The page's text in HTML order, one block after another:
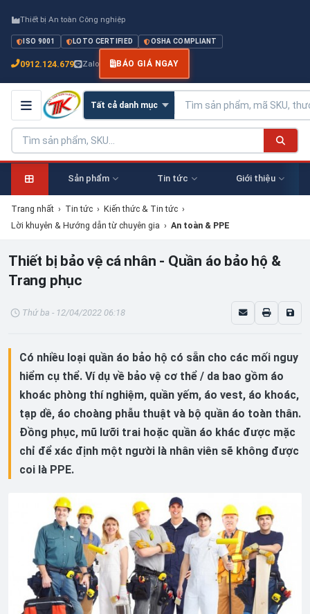
Thiết bị An toàn Công nghiệp
ISO 9001 LOTO CERTIFIED OSHA COMPLIANT
0912.124.679 Zalo BÁO GIÁ NGAY
Sản phẩm Tin tức Giới thiệu
Trang nhất › Tin tức › Kiến thức & Tin tức ›
Lời khuyên & Hướng dẫn từ chuyên gia › An toàn & PPE
Thiết bị bảo vệ cá nhân - Quần áo bảo hộ &
Trang phục
Thứ ba - 12/04/2022 06:18
Có nhiều loại quần áo bảo hộ có sẵn cho các mối nguy
hiểm cụ thể. Ví dụ về bảo vệ cơ thể / da bao gồm áo
khoác phòng thí nghiệm, quần yếm, áo vest, áo khoác,
tạp dề, áo choàng phẫu thuật và bộ quần áo toàn thân.
Đồng phục, mũ lưỡi trai hoặc quần áo khác được mặc
chỉ để xác định một người là nhân viên sẽ không được
coi là PPE.